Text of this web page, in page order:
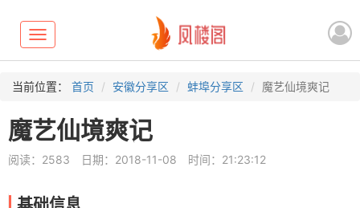
Toggle
navigation
当前位置： 首页 安徽分享区 蚌埠分享区 魔艺仙境爽记
魔艺仙境爽记
阅读：2583 日期：2018-11-08 时间：21:23:12